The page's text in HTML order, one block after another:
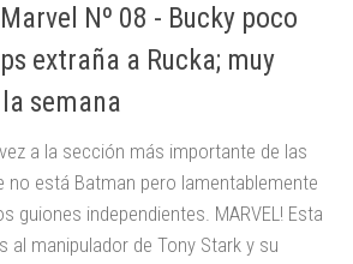
Nº 08 - Bucky poco
extraña a Rucka; muy
semana
a la sección más importante de las
no está Batman pero lamentablemente
guiones independientes. MARVEL! Esta
al manipulador de Tony Stark y su